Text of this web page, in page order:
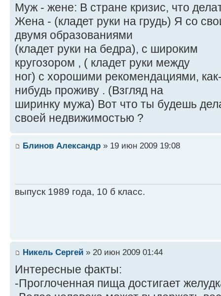
Муж - жене: В стране кризис, что
Жена - (кладет руки на грудь) Я со
двумя образованиями
(кладет руки на бедра), с широким
кругозором , ( кладет руки между
ног) с хорошими рекомендациями,
нибудь проживу . (Взгляд на
ширинку мужа) Вот что ты будешь
своей недвижимостью ?
Блинов Александр » 19 июн 2009 19:08
выпуск 1989 года, 10 б класс.
Никель Сергей » 20 июн 2009 01:44
Интересные факты:
-Проглоченная пища достигает